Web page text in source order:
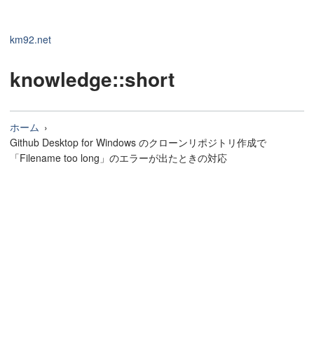
km92.net
knowledge::short
ホーム
Github Desktop for Windows のクローンリポジトリ作成で
「Filename too long」のエラーが出たときの対応